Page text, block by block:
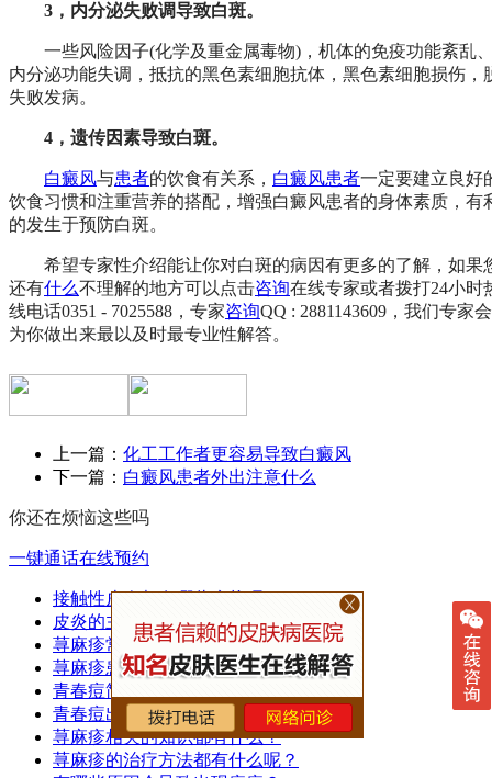
3，内分泌失败调导致白斑。
一些风险因子(化学及重金属毒物)，机体的免疫功能紊乱
内分泌功能失调，抵抗的黑色素细胞抗体，黑色素细胞损伤，
失败发病。
4，遗传因素导致白斑。
白癜风与患者的饮食有关系， 白癜风患者一定要建立良好
饮食习惯和注重营养的搭配，增强白癜风患者的身体素质，有
的发生于预防白斑。
希望专家性介绍能让你对白斑的病因有更多的了解，如果
还有什么不理解的地方可以点击咨询在线专家或者拨打24小时
线电话0351 - 7025588，专家咨询QQ : 2881143609，我们专家会
为你做出来最以及时最专业性解答。
上一篇： 化工工作者更容易导致白癜风
下一篇： 白癜风患者外出注意什么
你还在烦恼这些吗
一键通话在线预约
接触性皮炎都有哪些症状呢？
皮炎的主要症状都有哪些？
荨麻疹常见的类型都有哪些呢？
荨麻疹患者的注意事项都有哪些？
青春痘简单的治疗方法都有什么？
青春痘出现了该怎么护理呢？
荨麻疹相关的知识都有什么？
荨麻疹的治疗方法都有什么呢？